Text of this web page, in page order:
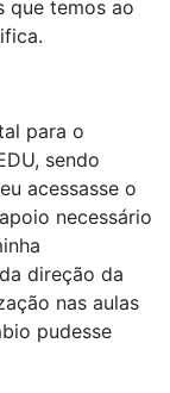
que temos ao
para o
sendo
acessasse o
necessário
direção da
nas aulas
pudesse